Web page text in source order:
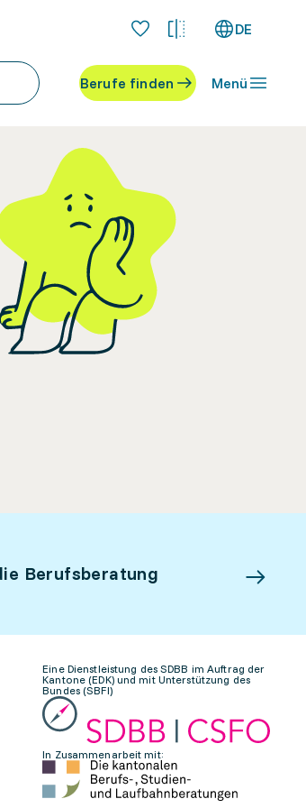
DE
Berufe finden Menü
Berufsberatung
Eine Dienstleistung des SDBB im Auftrag der
Kantone (EDK) und mit Unterstützung des
Bundes (SBFI)
In Zusammenarbeit mit: